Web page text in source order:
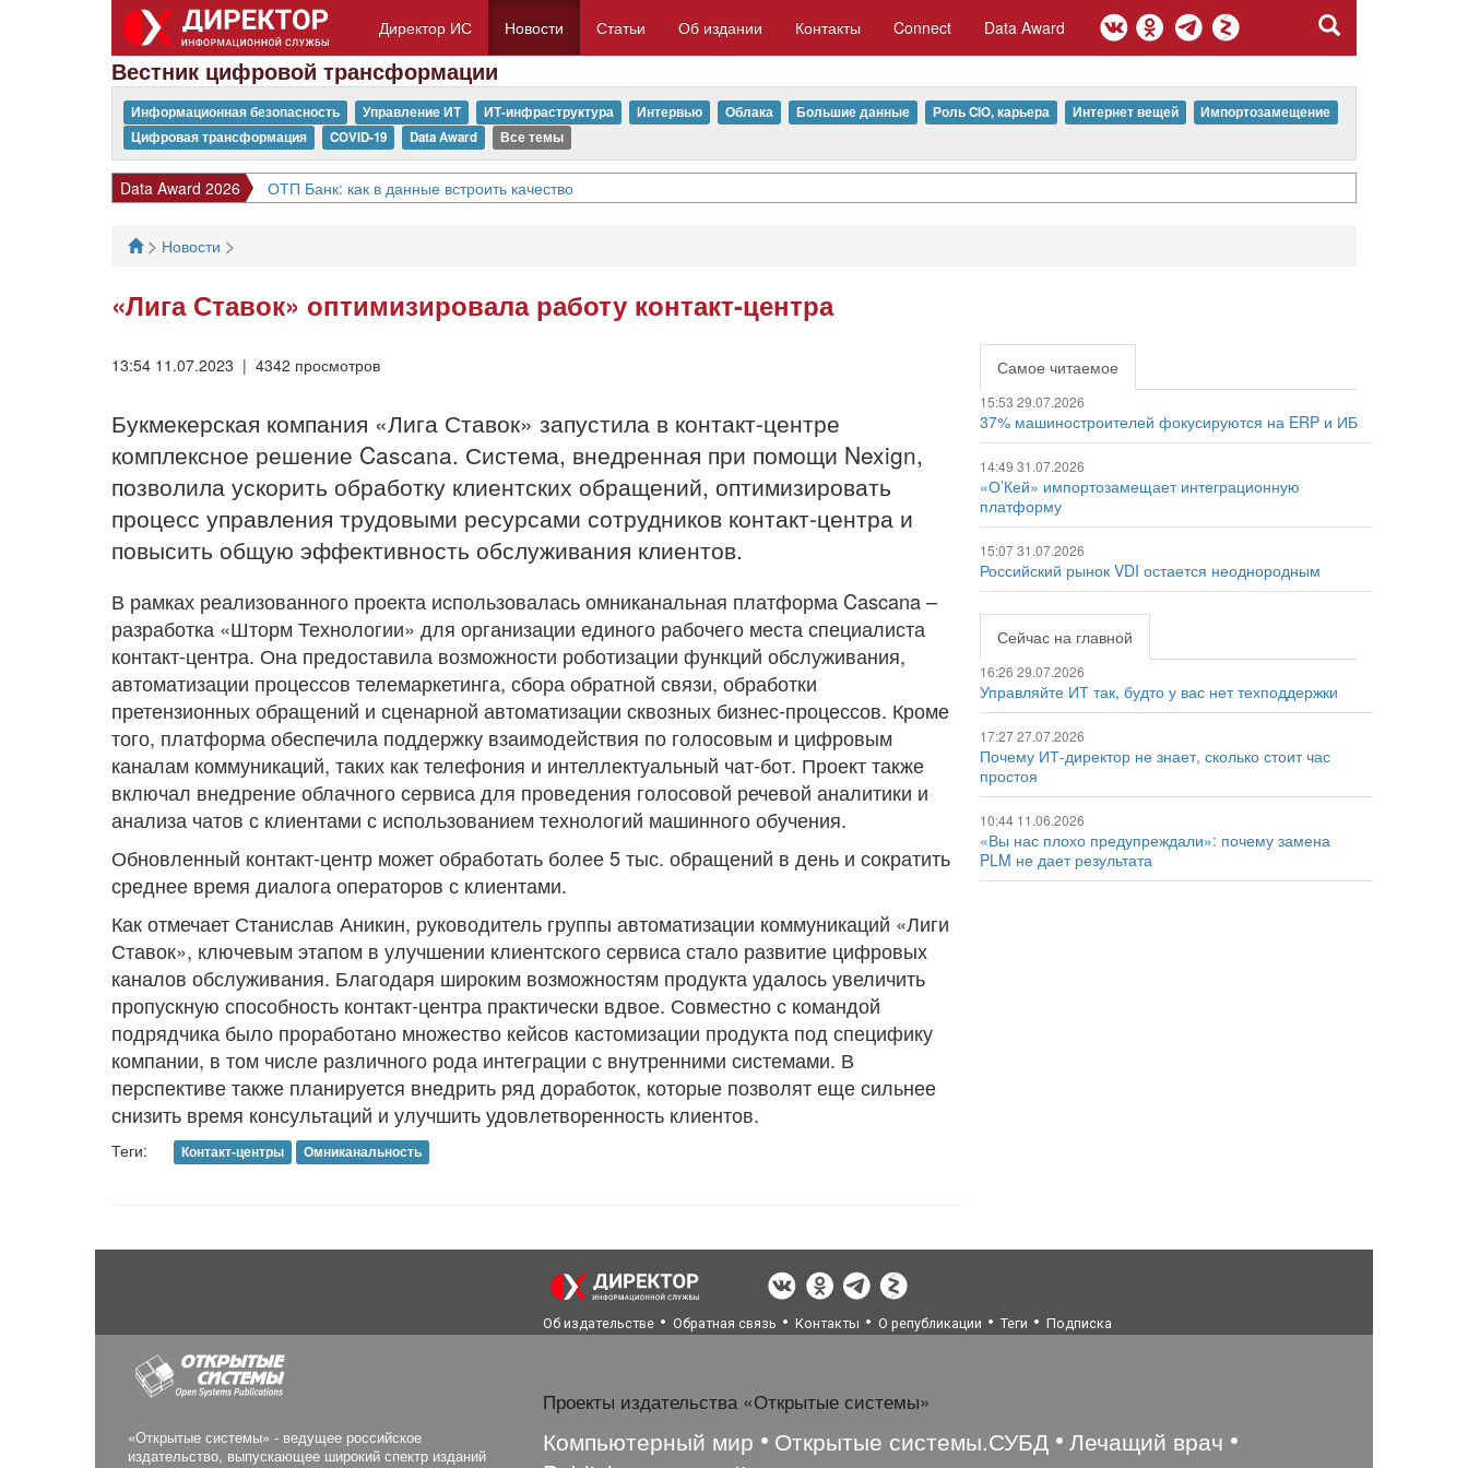
Директор ИС Новости Статьи Об издании Контакты Connect Data Award
Вестник цифровой трансформации
Информационная безопасность Управление ИТ ИТ-инфраструктура Интервью Облака Большие данные Роль CIO, карьера Интернет вещей
Импортозамещение
Цифровая трансформация
COVID-19 Data Award Все темы
Data Award 2026 ОТП Банк: как в данные встроить качество
> Новости >
«Лига Ставок» оптимизировала работу контакт-центра
13:54 11.07.2023 | 4342 просмотров
Букмекерская компания «Лига Ставок» запустила в контакт-центре
комплексное решение Cascana. Система, внедренная при помощи Nexign,
позволила ускорить обработку клиентских обращений, оптимизировать
процесс управления трудовыми ресурсами сотрудников контакт-центра и
повысить общую эффективность обслуживания клиентов.
В рамках реализованного проекта использовалась омниканальная платформа Cascana –
разработка «Шторм Технологии» для организации единого рабочего места специалиста
контакт-центра. Она предоставила возможности роботизации функций обслуживания,
автоматизации процессов телемаркетинга, сбора обратной связи, обработки
претензионных обращений и сценарной автоматизации сквозных бизнес-процессов. Кроме
того, платформа обеспечила поддержку взаимодействия по голосовым и цифровым
каналам коммуникаций, таких как телефония и интеллектуальный чат-бот. Проект также
включал внедрение облачного сервиса для проведения голосовой речевой аналитики и
анализа чатов с клиентами с использованием технологий машинного обучения.
Обновленный контакт-центр может обработать более 5 тыс. обращений в день и сократить
среднее время диалога операторов с клиентами.
Как отмечает Станислав Аникин, руководитель группы автоматизации коммуникаций «Лиги
Ставок», ключевым этапом в улучшении клиентского сервиса стало развитие цифровых
каналов обслуживания. Благодаря широким возможностям продукта удалось увеличить
пропускную способность контакт-центра практически вдвое. Совместно с командой
подрядчика было проработано множество кейсов кастомизации продукта под специфику
компании, в том числе различного рода интеграции с внутренними системами. В
перспективе также планируется внедрить ряд доработок, которые позволят еще сильнее
снизить время консультаций и улучшить удовлетворенность клиентов.
Теги: Контакт-центры Омниканальность
Самое читаемое
15:53 29.07.2026
37% машиностроителей фокусируются на ERP и ИБ
14:49 31.07.2026
«О’Кей» импортозамещает интеграционную
платформу
15:07 31.07.2026
Российский рынок VDI остается неоднородным
Сейчас на главной
16:26 29.07.2026
Управляйте ИТ так, будто у вас нет техподдержки
17:27 27.07.2026
Почему ИТ-директор не знает, сколько стоит час
простоя
10:44 11.06.2026
«Вы нас плохо предупреждали»: почему замена
PLM не дает результата
Об издательстве Обратная связь Контакты О републикации Теги Подписка
«Открытые системы» - ведущее российское
издательство, выпускающее широкий спектр изданий
Проекты издательства «Открытые системы»
Компьютерный мир Открытые системы.СУБД
Лечащий врач